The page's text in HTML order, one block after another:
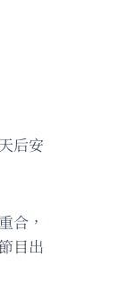
后安
合，
目出